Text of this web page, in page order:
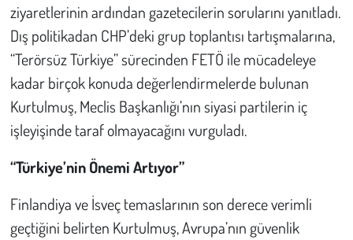
ziyaretlerinin ardından gazetecilerin sorularını yanıtladı.
Dış politikadan CHP’deki grup toplantısı tartışmalarına,
“Terörsüz Türkiye” sürecinden FETÖ ile mücadeleye
kadar birçok konuda değerlendirmelerde bulunan
Kurtulmuş, Meclis Başkanlığı’nın siyasi partilerin iç
işleyişinde taraf olmayacağını vurguladı.
“Türkiye’nin Önemi Artıyor”
Finlandiya ve İsveç temaslarının son derece verimli
geçtiğini belirten Kurtulmuş, Avrupa’nın güvenlik
İnsan Hakları
Hayvan Hakları
Çevre
Galeri
Günün İçinden
Vefat İlanları